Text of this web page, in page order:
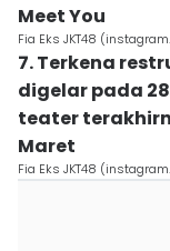
Meet You
Fia Eks JKT48
7. Terkena
digelar pada
teater
Maret
Fia Eks JKT48